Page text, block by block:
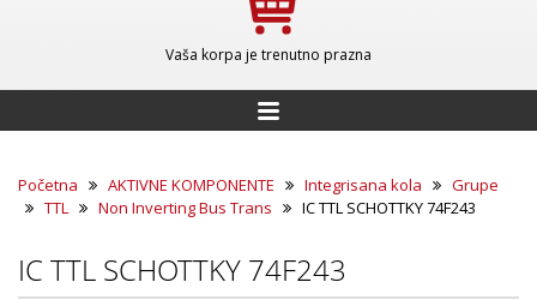
Vaša korpa je trenutno prazna
Početna AKTIVNE KOMPONENTE Integrisana kola
Grupe
TTL
Non Inverting Bus Trans IC TTL SCHOTTKY 74F243
IC TTL SCHOTTKY 74F243